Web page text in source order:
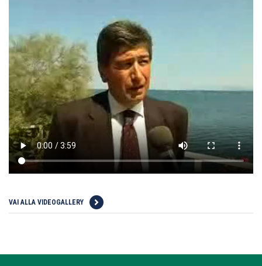
VAI ALLA VIDEOGALLERY